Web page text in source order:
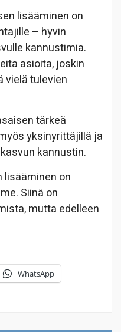
lisääminen on
– hyvin
kannustimia.
asioita, joskin
vielä tulevien
tärkeä
yksinyrittäjillä ja
kannustin.
on
Siinä on
mutta edelleen
WhatsApp